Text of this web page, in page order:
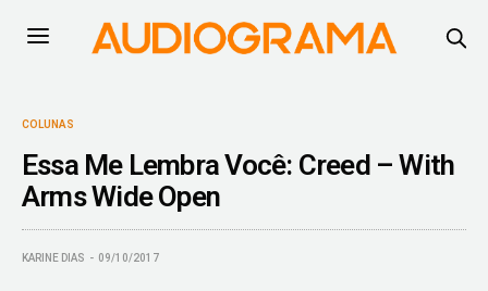
COLUNAS
Essa Me Lembra Você: Creed – With
Arms Wide Open
KARINE DIAS 09/10/2017